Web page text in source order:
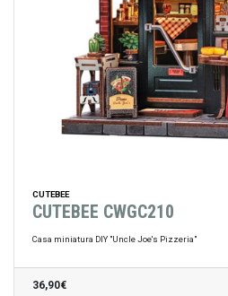
CUTEBEE
CUTEBEE CWGC210
Casa miniatura DIY "Uncle Joe's Pizzeria"
36,90€